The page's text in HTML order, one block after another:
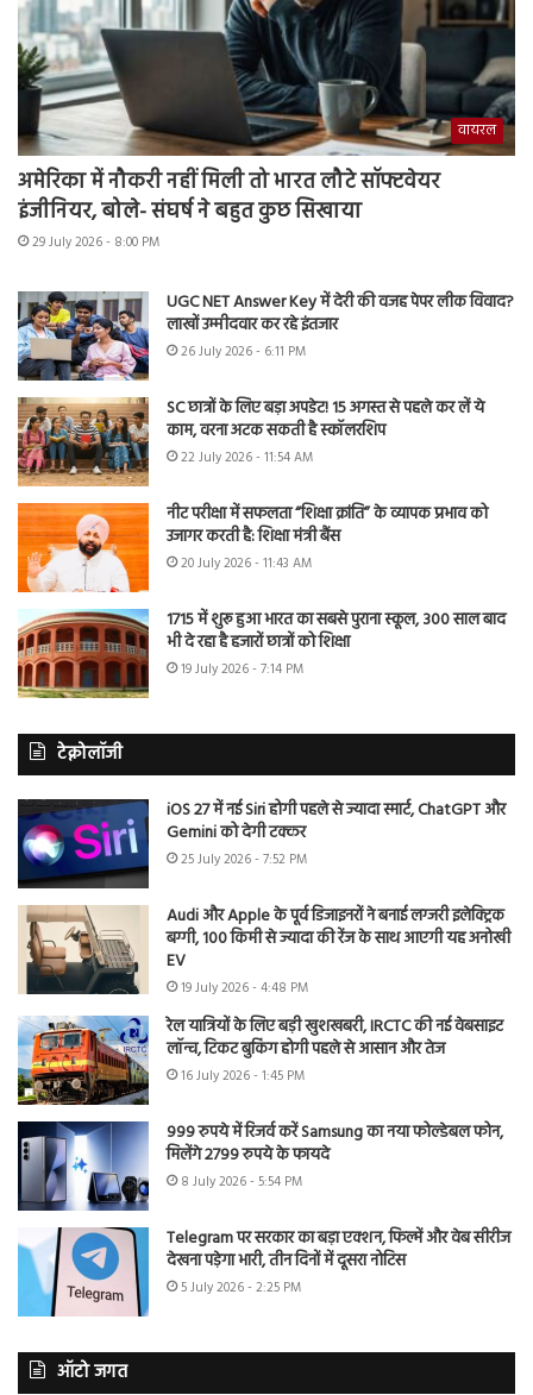
वायरल
अमेरिका में नौकरी नहीं मिली तो भारत लौटे सॉफ्टवेयर
इंजीनियर, बोले- संघर्ष ने बहुत कुछ सिखाया
29 July 2026 - 8:00 PM
UGC NET Answer Key में देरी की वजह पेपर लीक विवाद?
लाखों उम्मीदवार कर रहे इंतजार
26 July 2026 - 6:11 PM
SC छात्रों के लिए बड़ा अपडेट! 15 अगस्त से पहले कर लें ये
काम, वरना अटक सकती है स्कॉलरशिप
22 July 2026 - 11:54 AM
नीट परीक्षा में सफलता “शिक्षा क्रांति” के व्यापक प्रभाव को
उजागर करती है: शिक्षा मंत्री बैंस
20 July 2026 - 11:43 AM
1715 में शुरू हुआ भारत का सबसे पुराना स्कूल, 300 साल बाद
भी दे रहा है हजारों छात्रों को शिक्षा
19 July 2026 - 7:14 PM
टेक्नोलॉजी
iOS 27 में नई Siri होगी पहले से ज्यादा स्मार्ट, ChatGPT और
Gemini को देगी टक्कर
25 July 2026 - 7:52 PM
Audi और Apple के पूर्व डिजाइनरों ने बनाई लग्जरी इलेक्ट्रिक
बग्गी, 100 किमी से ज्यादा की रेंज के साथ आएगी यह अनोखी
EV
19 July 2026 - 4:48 PM
रेल यात्रियों के लिए बड़ी खुशखबरी, IRCTC की नई वेबसाइट
लॉन्च, टिकट बुकिंग होगी पहले से आसान और तेज
16 July 2026 - 1:45 PM
999 रुपये में रिजर्व करें Samsung का नया फोल्डेबल फोन,
मिलेंगे 2799 रुपये के फायदे
8 July 2026 - 5:54 PM
Telegram पर सरकार का बड़ा एक्शन, फिल्में और वेब सीरीज
देखना पड़ेगा भारी, तीन दिनों में दूसरा नोटिस
5 July 2026 - 2:25 PM
ऑटो जगत